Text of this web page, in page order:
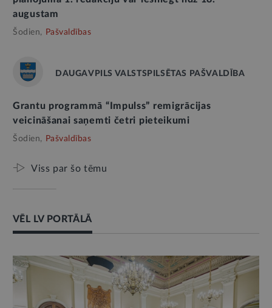
augustam
Šodien, Pašvaldības
DAUGAVPILS VALSTSPILSĒTAS PAŠVALDĪBA
Grantu programmā “Impulss” remigrācijas
veicināšanai saņemti četri pieteikumi
Šodien, Pašvaldības
Viss par šo tēmu
VĒL LV PORTĀLĀ